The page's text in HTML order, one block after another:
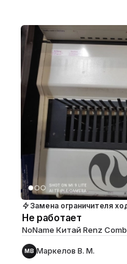
Замена ограничителя
Не работает
NoName Китай Renz
МВ Маркелов В. М.